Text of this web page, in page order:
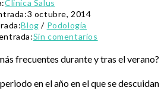
Clinica Salus
3 octubre, 2014
Blog / Podología
Sin comentarios
frecuentes durante y tras el verano?
en el año en el que se